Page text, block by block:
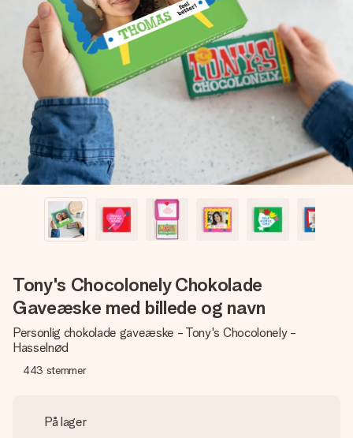
Gratis kort med hilsen
Lav noget særligt i blot få trin – med hendes navn, et
billede af dig eller en besked, der går lige i hendes hjerte.
Intet besvær men udelukkende en masse kærlighed i
øjeblikket.
Tony's Chocolonely Chokolade
Gaveæske med billede og navn
Personlig chokolade gaveæske - Tony's Chocolonely -
Hasselnød
443 stemmer
På lager